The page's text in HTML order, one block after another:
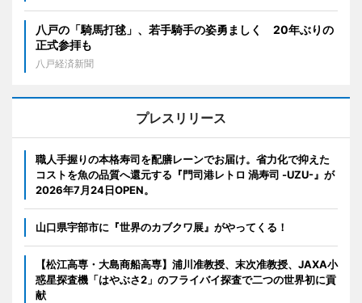
八戸の「騎馬打毬」、若手騎手の姿勇ましく 20年ぶりの
正式参拝も
八戸経済新聞
プレスリリース
職人手握りの本格寿司を配膳レーンでお届け。省力化で抑えた
コストを魚の品質へ還元する『門司港レトロ 渦寿司 -UZU-』が
2026年7月24日OPEN。
山口県宇部市に『世界のカブクワ展』がやってくる！
【松江高専・大島商船高専】浦川准教授、末次准教授、JAXA小
惑星探査機「はやぶさ2」のフライバイ探査で二つの世界初に貢
献